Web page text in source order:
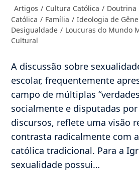
post:
Categoria
do
post:
Artigos / Cultura Católica / Doutrina
Católica / Família / Ideologia de
Desigualdade / Loucuras do Mundo
Cultural
A discussão sobre
escolar, frequentemente
campo de múltiplas
socialmente e disputadas
discursos, reflete uma visão
contrasta radicalmente com
católica tradicional. Para a
sexualidade possui…